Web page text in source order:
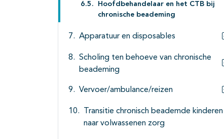
Hoofdbehandelaar en het CTB bij
chronische beademing
Apparatuur en disposables
Scholing ten behoeve van chronische
beademing
Vervoer/ambulance/reizen
Transitie chronisch beademde kinderen
naar volwassenen zorg